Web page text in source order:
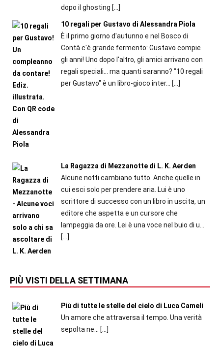
dopo il ghosting […]
10 regali per Gustavo di Alessandra Piola
È il primo giorno d'autunno e nel Bosco di
Contà c'è grande fermento: Gustavo compie
gli anni! Uno dopo l'altro, gli amici arrivano con
regali speciali... ma quanti saranno? "10 regali
per Gustavo" è un libro-gioco inter...
[…]
La Ragazza di Mezzanotte di L. K. Aerden
Alcune notti cambiano tutto. Anche quelle in
cui esci solo per prendere aria. Lui è uno
scrittore di successo con un libro in uscita, un
editore che aspetta e un cursore che
lampeggia da ore. Lei è una voce nel buio di u...
[…]
PIÙ VISTI DELLA SETTIMANA
Più di tutte le stelle del cielo di Luca Cameli
Un amore che attraversa il tempo. Una verità
sepolta ne...
[…]